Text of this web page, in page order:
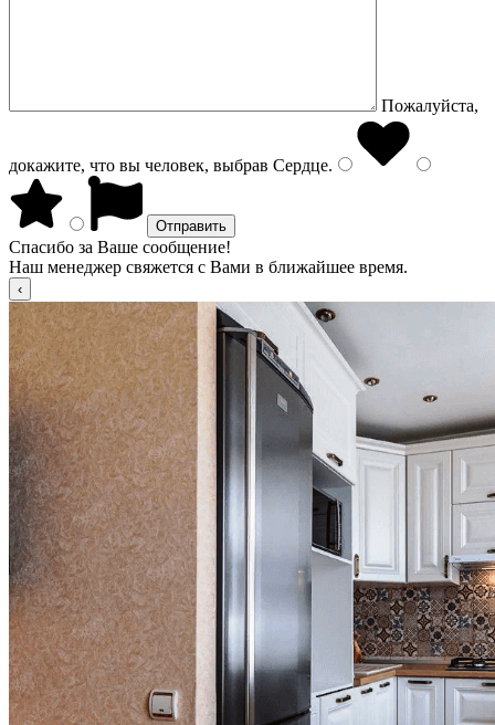
Пожалуйста,
докажите, что вы человек, выбрав Сердце.
Спасибо за Ваше сообщение!
Наш менеджер свяжется с Вами в ближайшее время.